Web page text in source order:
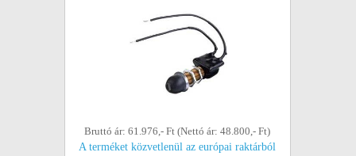
Bruttó ár: 61.976,- Ft (Nettó ár: 48.800,- Ft)
A terméket közvetlenül az európai raktárból